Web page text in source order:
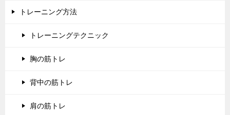
トレーニング方法
トレーニングテクニック
胸の筋トレ
背中の筋トレ
肩の筋トレ